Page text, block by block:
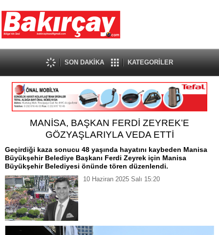
SON DAKİKA KATEGORİLER
MANİSA, BAŞKAN FERDİ ZEYREK’E
GÖZYAŞLARIYLA VEDA ETTİ
Geçirdiği kaza sonucu 48 yaşında hayatını kaybeden Manisa
Büyükşehir Belediye Başkanı Ferdi Zeyrek için Manisa
Büyükşehir Belediyesi önünde tören düzenlendi.
10 Haziran 2025 Salı 15:20